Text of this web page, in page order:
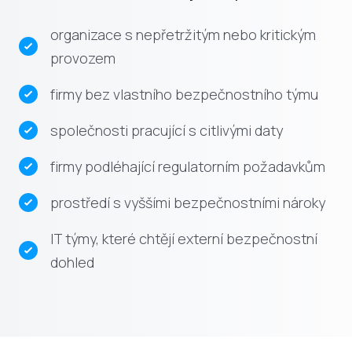
organizace s nepřetržitým nebo kritickým
provozem
firmy bez vlastního bezpečnostního týmu
společnosti pracující s citlivými daty
firmy podléhající regulatorním požadavkům
prostředí s vyššími bezpečnostními nároky
IT týmy, které chtějí externí bezpečnostní
dohled